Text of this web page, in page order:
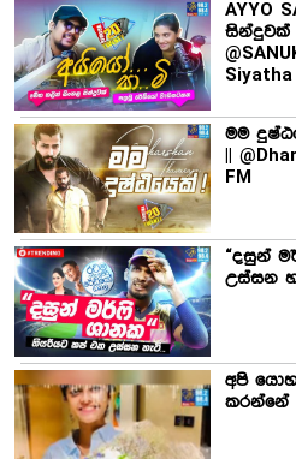
AYYO
සින්දුවක්
Siyatha
මම
||
FM
“දසුන්
උස්සන
අපි
කරන්නේ